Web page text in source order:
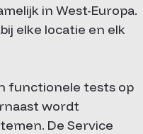
in West-Europa.
elke locatie en elk
functionele tests op
wordt
De Service